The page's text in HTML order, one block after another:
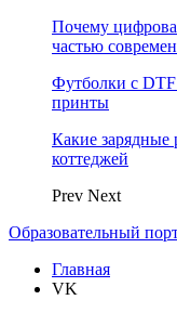
Почему
частью
Футболки с DTF
принты
Какие зарядные
коттеджей
Prev Next
Образовательный
Главная
VK